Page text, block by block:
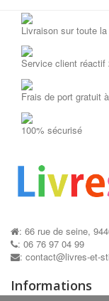
Livraison sur toute
Service client réactif
Frais de port gratuit
100% sécurisé
: 66 rue de seine,
: 06 76 97 04 99
: contact@livres-et-
Informations